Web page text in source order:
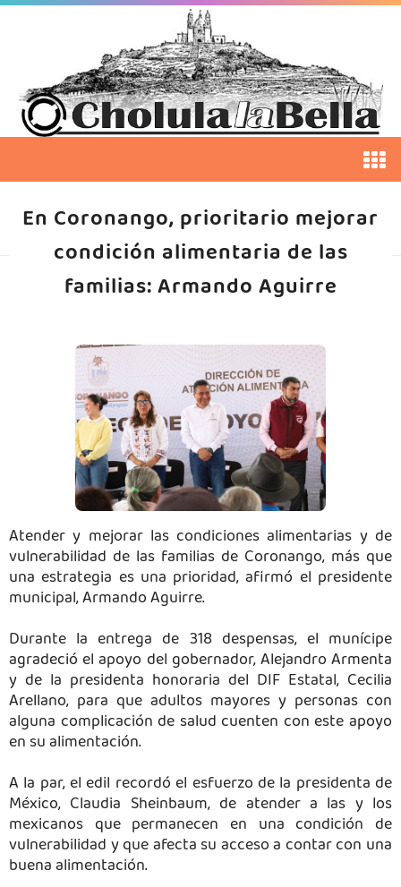
En Coronango, prioritario mejorar
condición alimentaria de las
familias: Armando Aguirre
Atender y mejorar las condiciones alimentarias y de
vulnerabilidad de las familias de Coronango, más que
una estrategia es una prioridad, afirmó el presidente
municipal, Armando Aguirre.
Durante la entrega de 318 despensas, el munícipe
agradeció el apoyo del gobernador, Alejandro Armenta
y de la presidenta honoraria del DIF Estatal, Cecilia
Arellano, para que adultos mayores y personas con
alguna complicación de salud cuenten con este apoyo
en su alimentación.
A la par, el edil recordó el esfuerzo de la presidenta de
México, Claudia Sheinbaum, de atender a las y los
mexicanos que permanecen en una condición de
vulnerabilidad y que afecta su acceso a contar con una
buena alimentación.